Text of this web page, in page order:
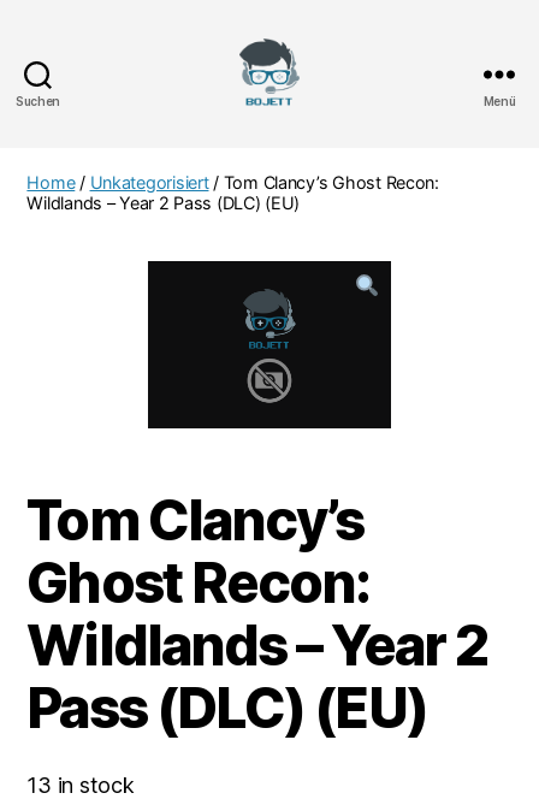
Suchen Menü
Home/ Unkategorisiert/ Tom Clancy’s Ghost Recon:
Wildlands – Year 2 Pass (DLC) (EU)
Tom Clancy’s
Ghost Recon:
Wildlands – Year 2
Pass (DLC) (EU)
13 in stock